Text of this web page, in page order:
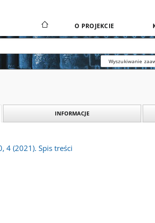
O PROJEKCIE
Wyszukiwanie
INFORMACJE
4 (2021). Spis treści